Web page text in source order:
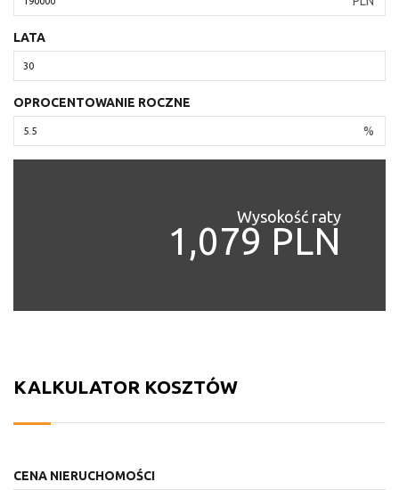
LATA
OPROCENTOWANIE ROCZNE
%
Wysokość raty
1,079 PLN
KALKULATOR KOSZTÓW
CENA NIERUCHOMOŚCI